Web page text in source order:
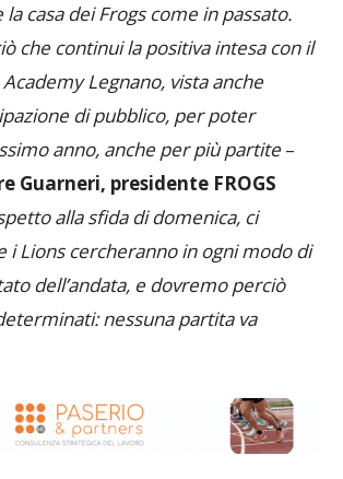
casa dei Frogs come in passato.
che continui la positiva intesa con il
Legnano, vista anche
di pubblico, per poter
anno, anche per più partite –
Guarneri, presidente FROGS
alla sfida di domenica, ci
i Lions cercheranno in ogni modo di
dell’andata, e dovremo perciò
nessuna partita va